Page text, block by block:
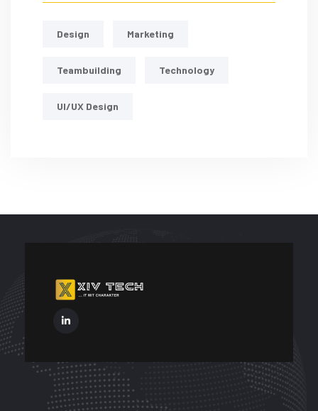
Design Marketing
Teambuilding Technology
UI/UX Design